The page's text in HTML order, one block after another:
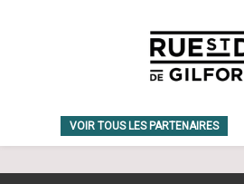
VOIR TOUS LES PARTENAIRES